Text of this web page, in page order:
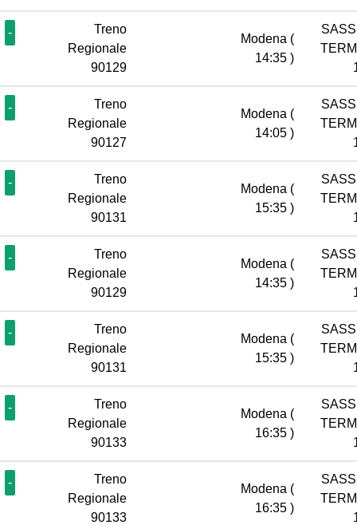
-
Treno
Regionale
90129
Modena (
14:35 )
-
Treno
Regionale
90127
Modena (
14:05 )
-
Treno
Regionale
90131
Modena (
15:35 )
-
Treno
Regionale
90129
Modena (
14:35 )
-
Treno
Regionale
90131
Modena (
15:35 )
-
Treno
Regionale
90133
Modena (
16:35 )
-
Treno
Regionale
90133
Modena (
16:35 )